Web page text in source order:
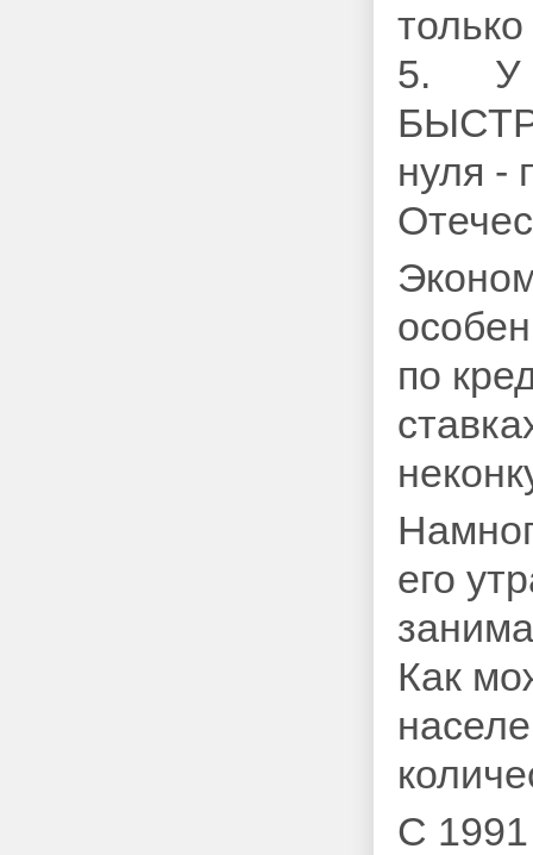
5. У
нуля -
по
его
Как
С 1991